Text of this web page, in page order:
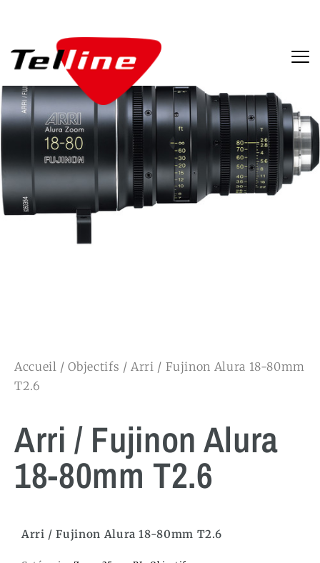
Accueil /Objectifs / Arri / Fujinon Alura 18-80mm
T2.6
Arri / Fujinon Alura
18-80mm T2.6
Arri / Fujinon Alura 18-80mm T2.6